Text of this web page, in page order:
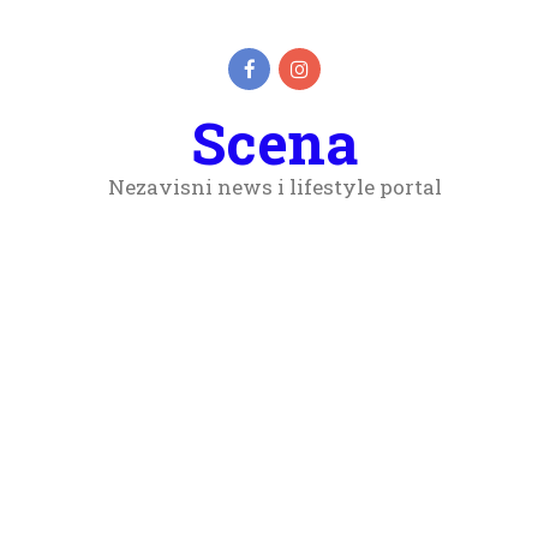
Scena
Nezavisni news i lifestyle portal